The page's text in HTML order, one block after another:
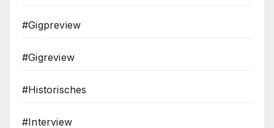
#Gigpreview
#Gigreview
#Historisches
#Interview